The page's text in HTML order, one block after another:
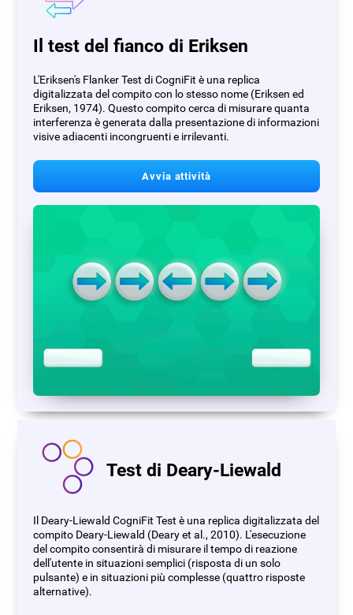
Il test del fianco di Eriksen
L'Eriksen's Flanker Test di CogniFit è una replica
digitalizzata del compito con lo stesso nome (Eriksen ed
Eriksen, 1974). Questo compito cerca di misurare quanta
interferenza è generata dalla presentazione di informazioni
visive adiacenti incongruenti e irrilevanti.
Avvia attività
Test di Deary-Liewald
Il Deary-Liewald CogniFit Test è una replica digitalizzata del
compito Deary-Liewald (Deary et al., 2010). L'esecuzione
del compito consentirà di misurare il tempo di reazione
dell'utente in situazioni semplici (risposta di un solo
pulsante) e in situazioni più complesse (quattro risposte
alternative).